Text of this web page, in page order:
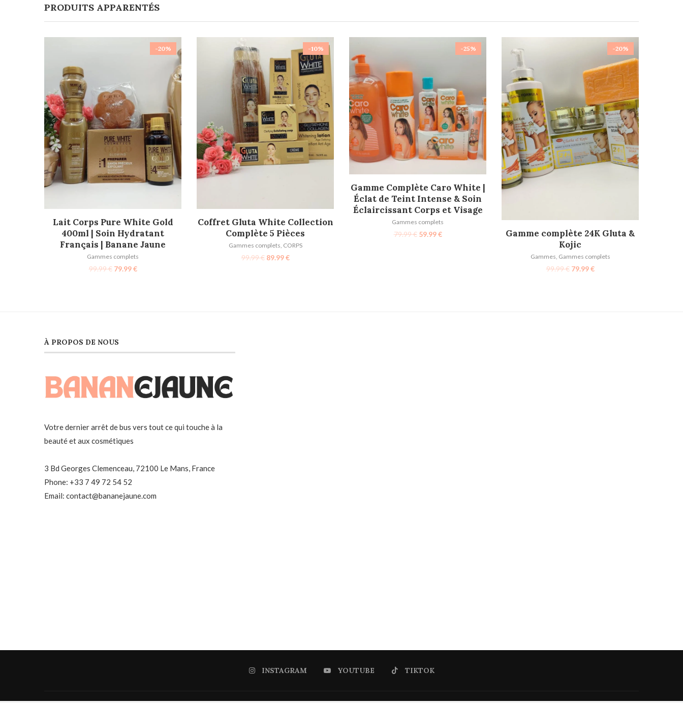
PRODUITS APPARENTÉS
-20%
AJOUTER AU PANIER
Lait Corps Pure White Gold
400ml | Soin Hydratant
Français | Banane Jaune
Gammes complets
99.99€ 79.99€
-10%
AJOUTER AU PANIER
Coffret Gluta White Collection
Complète 5 Pièces
Gammes complets CORPS
99.99€ 89.99€
-25%
AJOUTER AU PANIER
Gamme Complète Caro White |
Éclat de Teint Intense & Soin
Éclaircissant Corps et Visage
Gammes complets
79.99€ 59.99€
-20%
AJOUTER AU PANIER
Gamme complète 24K Gluta &
Kojic
Gammes, Gammes complets
99.99€ 79.99€
À PROPOS DE NOUS
Votre dernier arrêt de bus vers tout ce qui touche à la
beauté et aux cosmétiques
3 Bd Georges Clemenceau, 72100 Le Mans, France
Phone: +33 7 49 72 54 52
Email: contact@bananejaune.com
INSTAGRAM YOUTUBE TIKTOK